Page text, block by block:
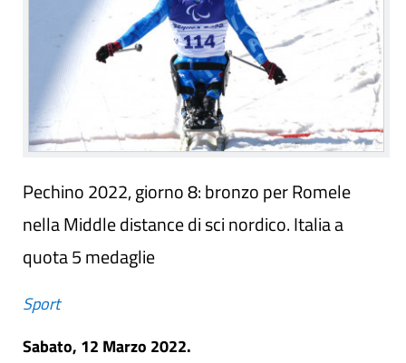
Pechino 2022, giorno 8: bronzo per Romele
nella Middle distance di sci nordico. Italia a
quota 5 medaglie
Sport
Sabato, 12 Marzo 2022.